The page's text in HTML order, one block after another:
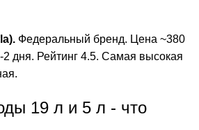
Федеральный бренд. Цена ~380
2 дня. Рейтинг 4.5. Самая высокая
19 л и 5 л - что